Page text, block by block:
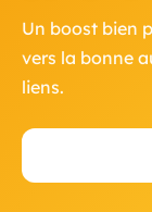
Un boost bien
vers la bonne
liens.